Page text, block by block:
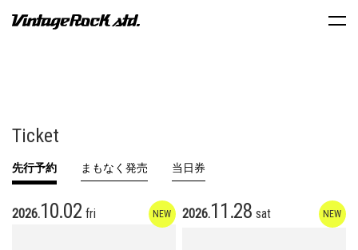
Ticket
先行予約 まもなく発売 当日券
2026.10.02fri 2026.11.28sat